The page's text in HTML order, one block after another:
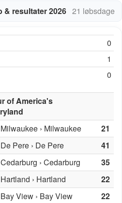
& resultater 2026 21 løbsdage
0
1
0
of America's
› Milwaukee
21
Pere › De Pere
41
› Cedarburg
35
› Hartland
22
View › Bay View
22